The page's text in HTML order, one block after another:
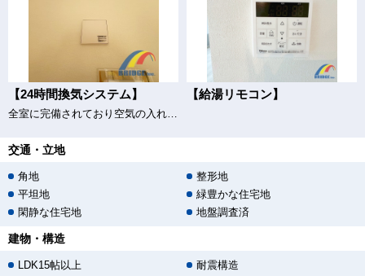
【24時間換気システム】
全室に完備されており空気の入れ替えもバッチリ♪
【給湯リモコン】
交通・立地
角地
整形地
平坦地
緑豊かな住宅地
閑静な住宅地
地盤調査済
建物・構造
LDK15帖以上
耐震構造